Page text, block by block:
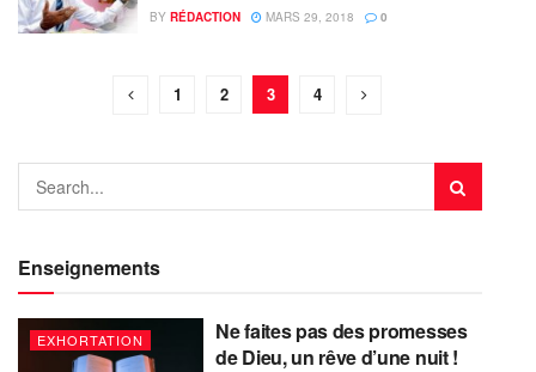
BY RÉDACTION MARS 29, 2018 0
1 2 3 4
Enseignements
EXHORTATION
Ne faites pas des promesses
de Dieu, un rêve d’une nuit !